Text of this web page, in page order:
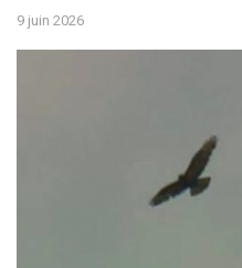
9 juin 2026